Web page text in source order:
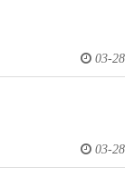
03-28
03-28